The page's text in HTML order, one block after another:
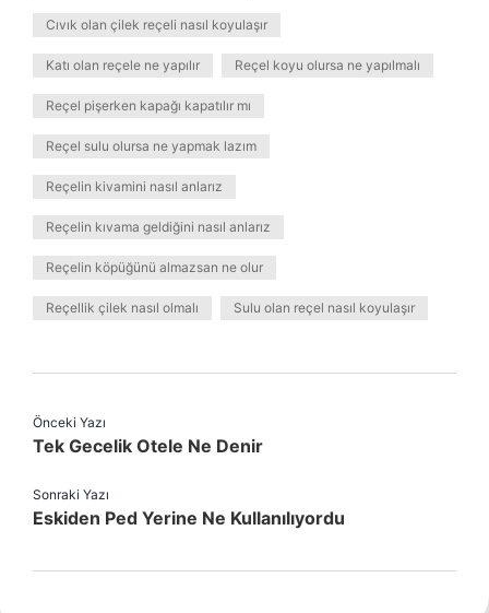
Cıvık olan çilek reçeli nasıl koyulaşır
Katı olan reçele ne yapılır Reçel koyu olursa ne yapılmalı
Reçel pişerken kapağı kapatılır mı
Reçel sulu olursa ne yapmak lazım
Reçelin kivamini nasıl anlarız
Reçelin kıvama geldiğini nasıl anlarız
Reçelin köpüğünü almazsan ne olur
Reçellik çilek nasıl olmalı Sulu olan reçel nasıl koyulaşır
Önceki Yazı
Tek Gecelik Otele Ne Denir
Sonraki Yazı
Eskiden Ped Yerine Ne Kullanılıyordu